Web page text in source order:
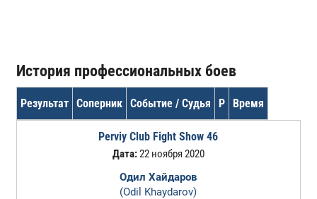
История профессиональных боев
Результат Соперник Событие / Судья Р Время
Perviy Club Fight Show 46
Дата:22 ноября 2020
Одил Хайдаров
(Odil Khaydarov)